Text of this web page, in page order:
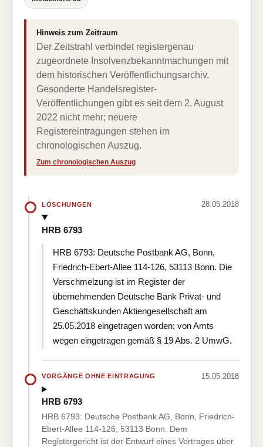
Hinweis zum Zeitraum
Der Zeitstrahl verbindet registergenau
zugeordnete Insolvenzbekanntmachungen mit
dem historischen Veröffentlichungsarchiv.
Gesonderte Handelsregister-
Veröffentlichungen gibt es seit dem 2. August
2022 nicht mehr; neuere
Registereintragungen stehen im
chronologischen Auszug.
Zum chronologischen Auszug
LÖSCHUNGEN 28.05.2018
HRB 6793
HRB 6793: Deutsche Postbank AG, Bonn,
Friedrich-Ebert-Allee 114-126, 53113 Bonn. Die
Verschmelzung ist im Register der
übernehmenden Deutsche Bank Privat- und
Geschäftskunden Aktiengesellschaft am
25.05.2018 eingetragen worden; von Amts
wegen eingetragen gemäß § 19 Abs. 2 UmwG.
VORGÄNGE OHNE EINTRAGUNG 15.05.2018
HRB 6793
HRB 6793: Deutsche Postbank AG, Bonn, Friedrich-
Ebert-Allee 114-126, 53113 Bonn. Dem
Registergericht ist der Entwurf eines Vertrages über